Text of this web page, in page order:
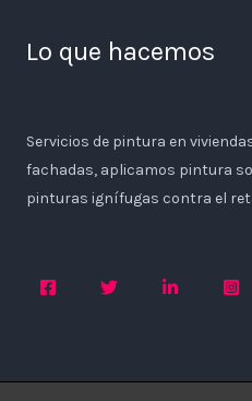
Lo que hacemos
Servicios de pintura en
fachadas, aplicamos pintura
pinturas ignífugas contra el